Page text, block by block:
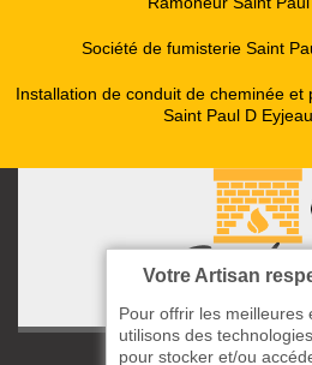
Société de fumisterie Saint
Installation de conduit de cheminée
Saint Paul D
ccas le
Votre Artisan
Pour offrir les meilleures
utilisons des
pour stocker et/ou